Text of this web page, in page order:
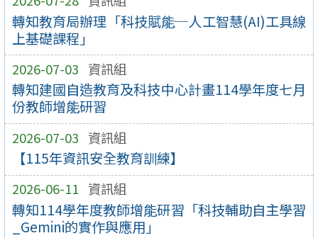
轉知教育局辦理「科技賦能─人工智慧(AI)工具線
上基礎課程」
2026-07-03 資訊組
轉知建國自造教育及科技中心計畫114學年度七月
份教師增能研習
2026-07-03 資訊組
【115年資訊安全教育訓練】
2026-06-11 資訊組
轉知114學年度教師增能研習「科技輔助自主學習
_Gemini的實作與應用」